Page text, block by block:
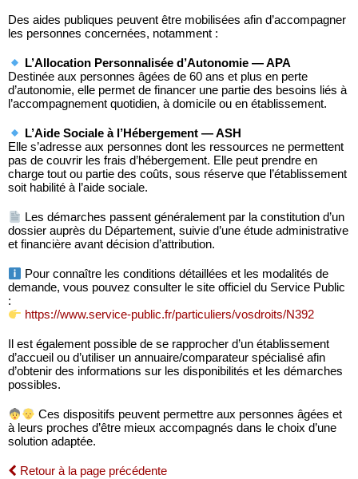
Des aides publiques peuvent être mobilisées afin d’accompagner
les personnes concernées, notamment :
L’Allocation Personnalisée d’Autonomie — APA
Destinée aux personnes âgées de 60 ans et plus en perte
d’autonomie, elle permet de financer une partie des besoins liés à
l’accompagnement quotidien, à domicile ou en établissement.
L’Aide Sociale à l’Hébergement — ASH
Elle s’adresse aux personnes dont les ressources ne permettent
pas de couvrir les frais d’hébergement. Elle peut prendre en
charge tout ou partie des coûts, sous réserve que l’établissement
soit habilité à l’aide sociale.
Les démarches passent généralement par la constitution d’un
dossier auprès du Département, suivie d’une étude administrative
et financière avant décision d’attribution.
Pour connaître les conditions détaillées et les modalités de
demande, vous pouvez consulter le site officiel du Service Public
:
https://www.service-public.fr/particuliers/vosdroits/N392
Il est également possible de se rapprocher d’un établissement
d’accueil ou d’utiliser un annuaire/comparateur spécialisé afin
d’obtenir des informations sur les disponibilités et les démarches
possibles.
Ces dispositifs peuvent permettre aux personnes âgées et
à leurs proches d’être mieux accompagnés dans le choix d’une
solution adaptée.
Retour à la page précédente